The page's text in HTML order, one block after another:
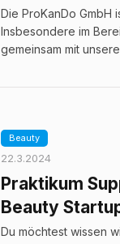
Die ProKanDo GmbH
Insbesondere im
gemeinsam mit
Beauty
22.3.2024
Praktikum
Beauty
Du möchtest wissen